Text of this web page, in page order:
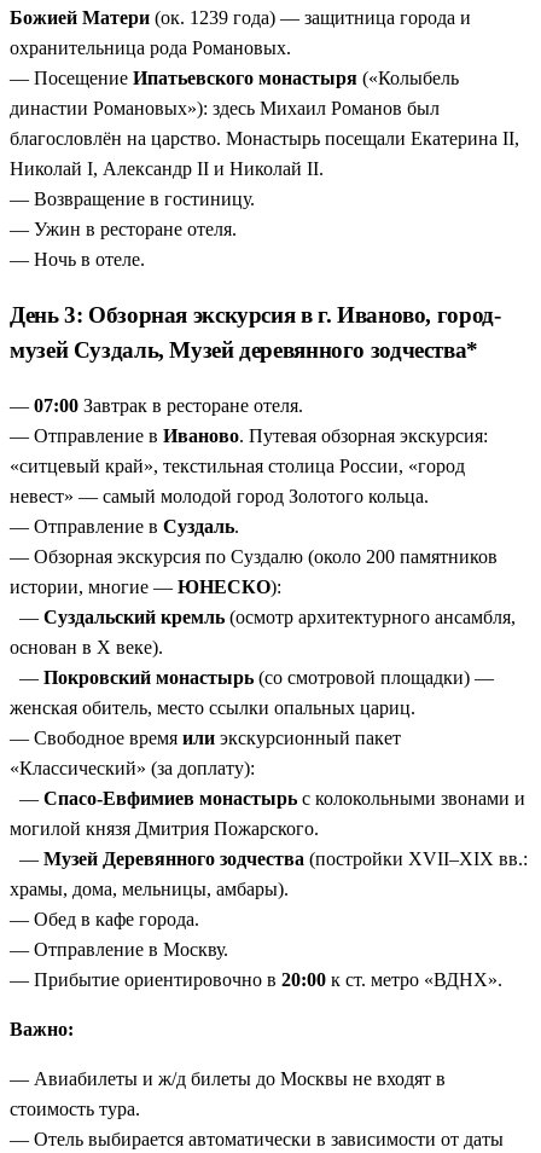
Божией Матери (ок. 1239 года) — защитница города и
охранительница рода Романовых.
— Посещение Ипатьевского монастыря («Колыбель
династии Романовых»): здесь Михаил Романов был
благословлён на царство. Монастырь посещали Екатерина II,
Николай I, Александр II и Николай II.
— Возвращение в гостиницу.
— Ужин в ресторане отеля.
— Ночь в отеле.
День 3: Обзорная экскурсия в г. Иваново, город-
музей Суздаль, Музей деревянного зодчества*
— 07:00 Завтрак в ресторане отеля.
— Отправление в Иваново. Путевая обзорная экскурсия:
«ситцевый край», текстильная столица России, «город
невест» — самый молодой город Золотого кольца.
— Отправление в Суздаль.
— Обзорная экскурсия по Суздалю (около 200 памятников
истории, многие — ЮНЕСКО):
— Суздальский кремль (осмотр архитектурного ансамбля,
основан в X веке).
— Покровский монастырь (со смотровой площадки) —
женская обитель, место ссылки опальных цариц.
— Свободное время или экскурсионный пакет
«Классический» (за доплату):
— Спасо-Евфимиев монастырь с колокольными звонами и
могилой князя Дмитрия Пожарского.
— Музей Деревянного зодчества (постройки XVII–XIX вв.:
храмы, дома, мельницы, амбары).
— Обед в кафе города.
— Отправление в Москву.
— Прибытие ориентировочно в 20:00 к ст. метро «ВДНХ».
Важно:
— Авиабилеты и ж/д билеты до Москвы не входят в
стоимость тура.
— Отель выбирается автоматически в зависимости от даты